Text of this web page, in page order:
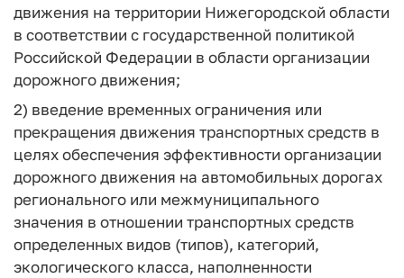
движения на территории Нижегородской области
в соответствии с государственной политикой
Российской Федерации в области организации
дорожного движения;
2) введение временных ограничения или
прекращения движения транспортных средств в
целях обеспечения эффективности организации
дорожного движения на автомобильных дорогах
регионального или межмуниципального
значения в отношении транспортных средств
определенных видов (типов), категорий,
экологического класса, наполненности